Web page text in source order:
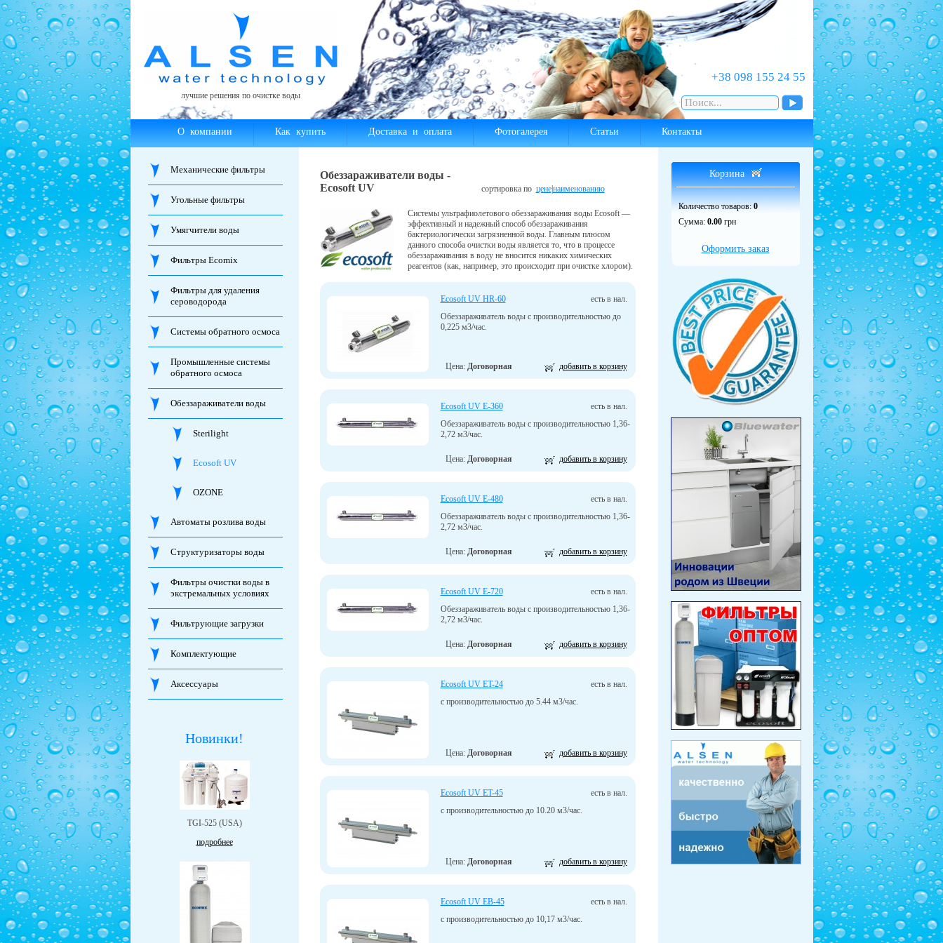
лучшие решения по очистке воды
‎+38 098 155 24 55
О компании Как купить Доставка и оплата Фотогалерея Статьи Контакты
Механические фильтры
Угольные фильтры
Умягчители воды
Фильтры Ecomix
Фильтры для удаления
сероводорода
Системы обратного осмоса
Промышленные системы
обратного осмоса
Обеззараживатели воды
Sterilight
Ecosoft UV
OZONE
Автоматы розлива воды
Структуризаторы воды
Фильтры очистки воды в
экстремальных условиях
Фильтрующие загрузки
Комплектующие
Аксессуары
Новинки!
TGI-525 (USA)
подробнее
Обеззараживатели воды -
Ecosoft UV
сортировка по цене|наименованию
Системы ультрафиолетового обеззараживания воды Ecosoft —
эффективный и надежный способ обеззараживания
бактериологически загрязненной воды. Главным плюсом
данного способа очистки воды является то, что в процессе
обеззараживания в воду не вносится никаких химических
реагентов (как, например, это происходит при очистке хлором).
Ecosoft UV HR-60
есть в нал.
Обеззараживатель воды с производительностью до
0,225 м3/час.
Цена: Договорная добавить в корзину
Ecosoft UV E-360
есть в нал.
Обеззараживатель воды с производительностью 1,36-
2,72 м3/час.
Цена: Договорная добавить в корзину
Ecosoft UV E-480
есть в нал.
Обеззараживатель воды с производительностью 1,36-
2,72 м3/час.
Цена: Договорная добавить в корзину
Ecosoft UV E-720
есть в нал.
Обеззараживатель воды с производительностью 1,36-
2,72 м3/час.
Цена: Договорная добавить в корзину
Ecosoft UV ET-24
есть в нал.
с производительностью до 5.44 м3/час.
Цена: Договорная добавить в корзину
Ecosoft UV ET-45
есть в нал.
с производительностью до 10.20 м3/час.
Цена: Договорная добавить в корзину
Ecosoft UV EB-45
есть в нал.
с производительностью до 10,17 м3/час.
Корзина
Количество товаров: 0
Сумма: 0.00грн
Оформить заказ